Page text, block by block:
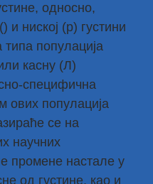
односно,
и ниској (р) густини
популација
касну (Л)
специфична
ових популација
се на
научних
промене настале у
од густине, као и